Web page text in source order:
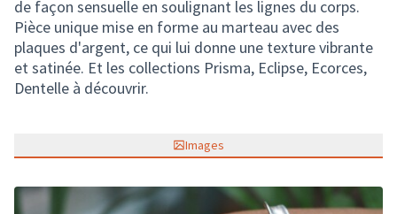
de façon sensuelle en soulignant les lignes du corps.
Pièce unique mise en forme au marteau avec des
plaques d'argent, ce qui lui donne une texture vibrante
et satinée. Et les collections Prisma, Eclipse, Ecorces,
Dentelle à découvrir.
Images